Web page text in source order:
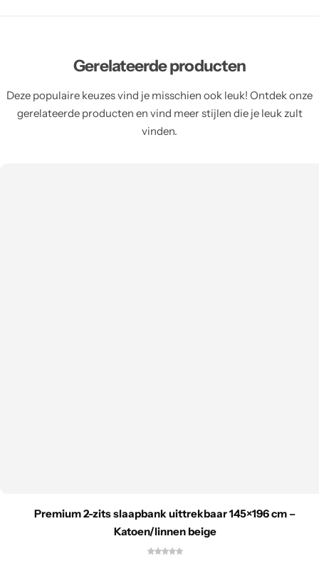
Gerelateerde producten
Deze populaire keuzes vind je misschien ook leuk! Ontdek onze
gerelateerde producten en vind meer stijlen die je leuk zult
vinden.
Premium 2-zits slaapbank uittrekbaar 145×196 cm –
Katoen/linnen beige